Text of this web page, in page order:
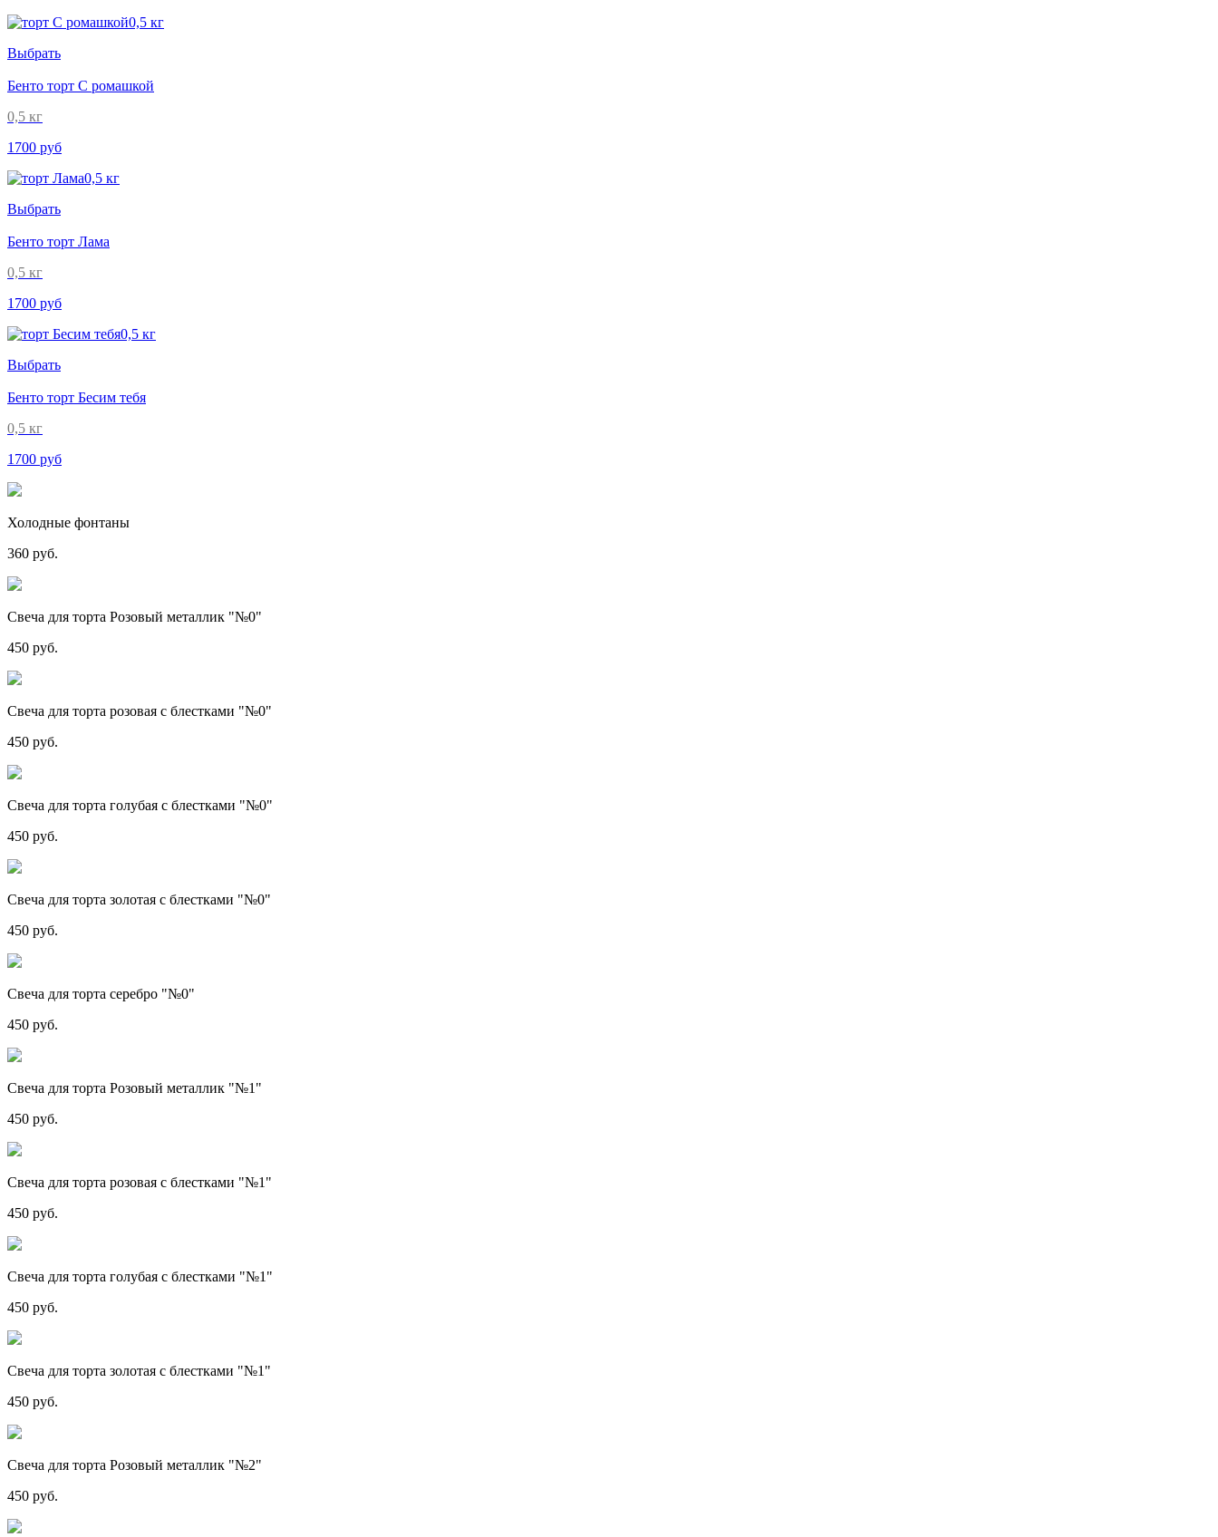
Выбрать
Бенто торт С ромашкой
0,5 кг
1700 руб
Выбрать
Бенто торт Лама
0,5 кг
1700 руб
Выбрать
Бенто торт Бесим тебя
0,5 кг
1700 руб
Холодные фонтаны
360 руб.
Свеча для торта Розовый металлик "№0"
450 руб.
Свеча для торта розовая с блестками "№0"
450 руб.
Свеча для торта голубая с блестками "№0"
450 руб.
Свеча для торта золотая с блестками "№0"
450 руб.
Свеча для торта серебро "№0"
450 руб.
Свеча для торта Розовый металлик "№1"
450 руб.
Свеча для торта розовая с блестками "№1"
450 руб.
Свеча для торта голубая с блестками "№1"
450 руб.
Свеча для торта золотая с блестками "№1"
450 руб.
Свеча для торта Розовый металлик "№2"
450 руб.